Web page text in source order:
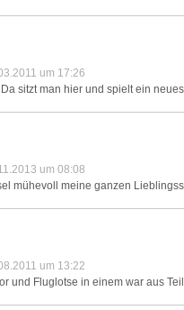
um 17:26
sitzt man hier und spielt ein
um 08:08
mühevoll meine ganzen
um 13:22
und Fluglotse in einem war aus